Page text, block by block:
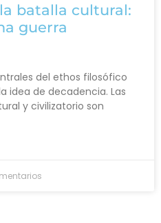
batalla cultural:
guerra
del ethos filosófico
idea de decadencia. Las
y civilizatorio son